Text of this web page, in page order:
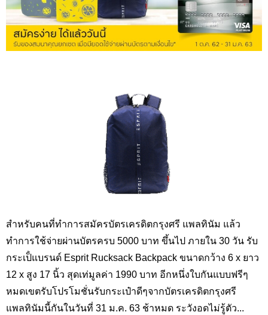
สำหรับคนที่ทำการสมัครบัตรเครดิตกรุงศรี แพลทินัม แล้ว
ทำการใช้จ่ายผ่านบัตรครบ 5000 บาท ขึ้นไป ภายใน 30 วัน รับ
กระเป็่แบรนด์ Esprit Rucksack Backpack ขนาดกว้าง 6 x ยาว
12 x สูง 17 นิ้ว สุดเท่มูลค่า 1990 บาท อีกหนึ่งใบกันแบบฟรีๆ
หมดเขตรับโปรโมชั่นรับกระเป๋าดีๆจากบัตรเครดิตกรุงศรี
แพลทินัมนี้กันในวันที่ 31 ม.ค. 63 ช้าหมด ระวังอดไม่รู้ตัว...